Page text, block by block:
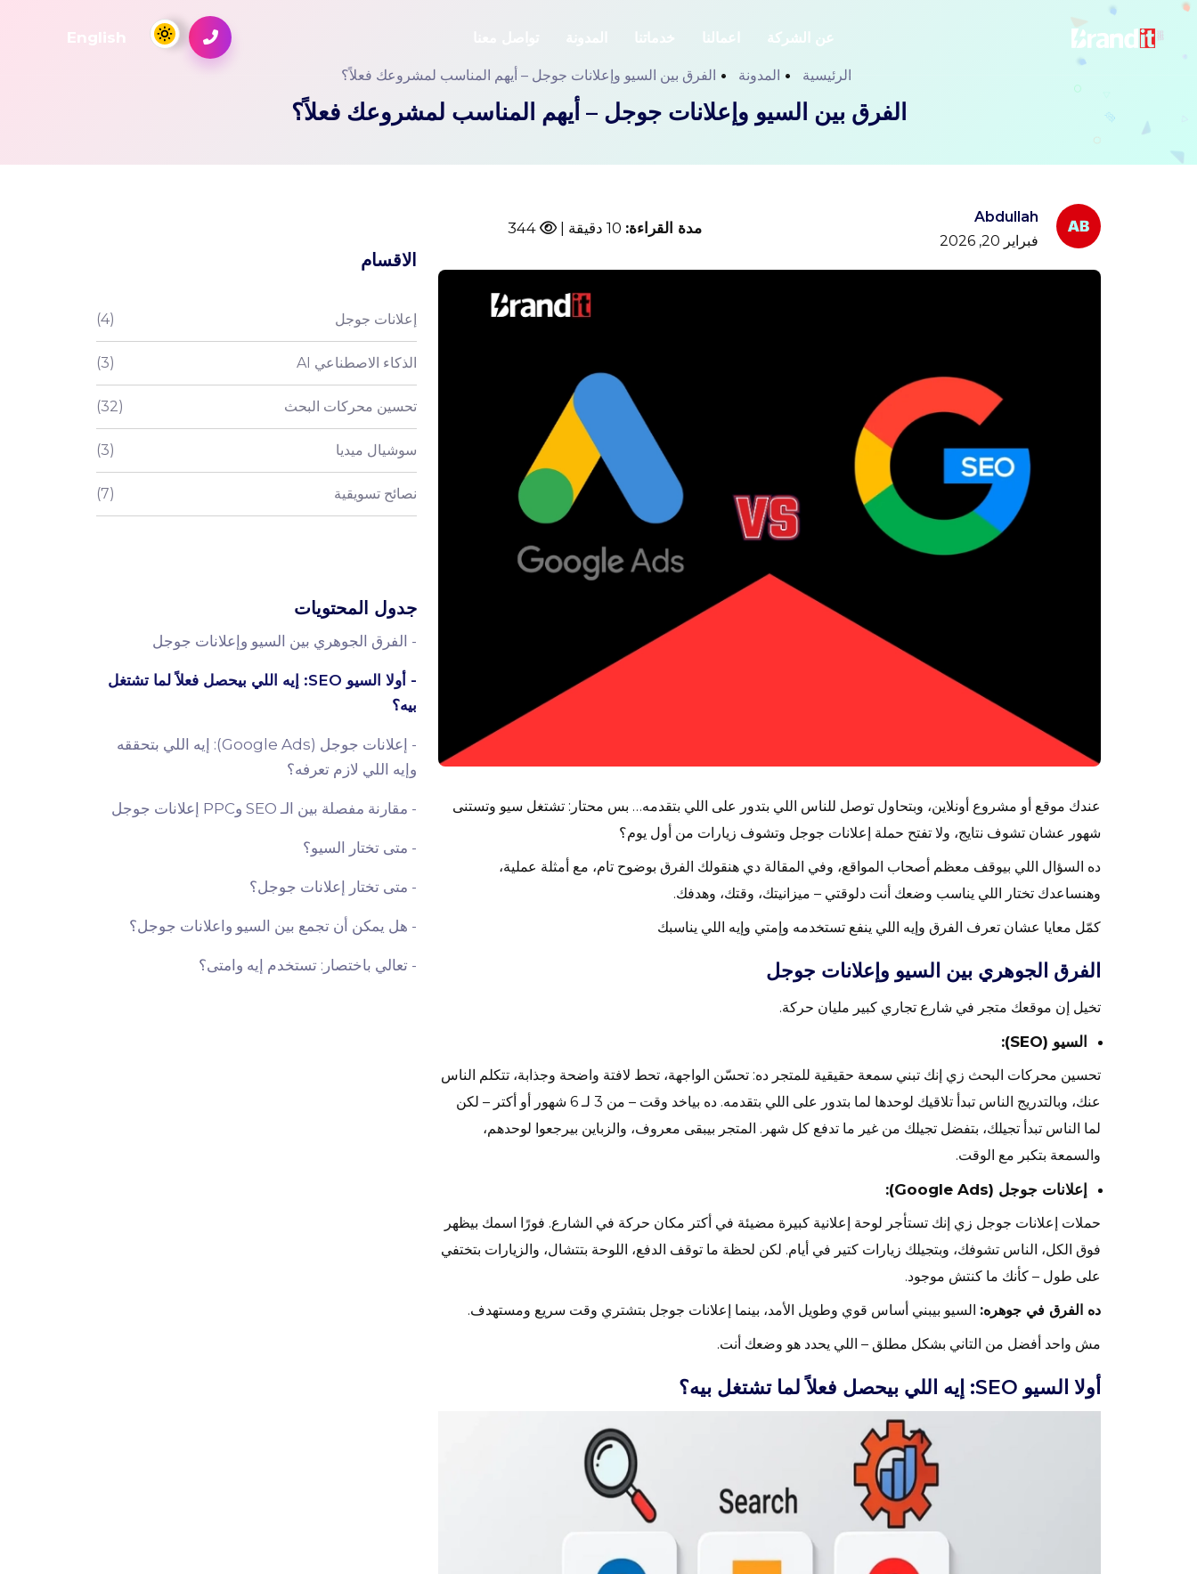
عن الشركة اعمالنا خدماتنا English
الرئيسية المدونة الفرق بين السيو وإعلانات جوجل – أيهم المناسب لمشروعك فعلاً؟
الفرق بين السيو وإعلانات جوجل – أيهم المناسب لمشروعك فعلاً؟
Abdullah
فبراير 20, 2026
مدة القراءة:
عندك موقع أو مشروع أونلاين، وبتحاول توصل للناس اللي بتدور على اللي بتقدمه… بس محتار: تشتغل سيو وتستنى
شهور عشان تشوف نتايج، ولا تفتح حملة إعلانات جوجل وتشوف زيارات من أول يوم؟
ده السؤال اللي بيوقف معظم أصحاب المواقع، وفي المقالة دي هنقولك الفرق بوضوح تام، مع أمثلة عملية،
وهنساعدك تختار اللي يناسب وضعك أنت دلوقتي – ميزانيتك، وقتك، وهدفك.
كمّل معايا عشان تعرف الفرق وإيه اللي ينفع تستخدمه وإمتي وإيه اللي يناسبك
الفرق الجوهري بين السيو وإعلانات جوجل
تخيل إن موقعك متجر في شارع تجاري كبير مليان حركة.
السيو (SEO):
تحسين محركات البحث زي إنك تبني سمعة حقيقية للمتجر ده: تحسّن الواجهة، تحط لافتة واضحة وجذابة، تتكلم الناس
عنك، وبالتدريج الناس تبدأ تلاقيك لوحدها لما بتدور على اللي بتقدمه. ده بياخد وقت – من 3 لـ 6 شهور أو أكتر – لكن
لما الناس تبدأ تجيلك، بتفضل تجيلك من غير ما تدفع كل شهر. المتجر بيبقى معروف، والزباين بيرجعوا لوحدهم،
والسمعة بتكبر مع الوقت.
إعلانات جوجل (Google Ads):
حملات إعلانات جوجل زي إنك تستأجر لوحة إعلانية كبيرة مضيئة في أكتر مكان حركة في الشارع. فورًا اسمك بيظهر
فوق الكل، الناس تشوفك، وبتجيلك زيارات كتير في أيام. لكن لحظة ما توقف الدفع، اللوحة بتتشال، والزيارات بتختفي
على طول – كأنك ما كنتش موجود.
ده الفرق في جوهره: السيو بيبني أساس قوي وطويل الأمد، بينما إعلانات جوجل بتشتري وقت سريع ومستهدف.
مش واحد أفضل من التاني بشكل مطلق – اللي يحدد هو وضعك أنت.
أولا السيو SEO: إيه اللي بيحصل فعلاً لما تشتغل بيه؟
الاقسام
إعلانات جوجل (4)
الذكاء الاصطناعي AI (3)
تحسين محركات البحث (32)
سوشيال ميديا (3)
نصائح تسويقية (7)
جدول المحتويات
- الفرق الجوهري بين السيو وإعلانات جوجل
- أولا السيو SEO: إيه اللي بيحصل فعلاً لما تشتغل
بيه؟
- إعلانات جوجل (Google Ads): إيه اللي بتحققه
وإيه اللي لازم تعرفه؟
- مقارنة مفصلة بين الـ SEO وPPC إعلانات جوجل
- متى تختار السيو؟
- متى تختار إعلانات جوجل؟
- هل يمكن أن تجمع بين السيو واعلانات جوجل؟
- تعالي باختصار: تستخدم إيه وامتى؟